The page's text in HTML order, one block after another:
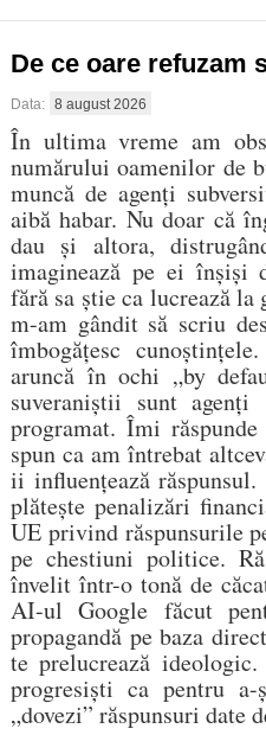
De ce oare
Data: 8 august 2026
În ultima vreme am
numărului oamenilor de
muncă de agenți
aibă habar. Nu doar că
dau și altora,
imaginează pe ei înșiși
fără sa știe ca lucrează
m-am gândit să scriu
îmbogățesc
aruncă în ochi „by
suveraniștii sunt
programat. Îmi
spun ca am întrebat
ii influențează
plătește penalizări
UE privind răspunsurile
pe chestiuni politice.
învelit într-o tonă de
AI-ul Google făcut
propagandă pe baza
te prelucrează
progresiști ca pentru
„dovezi” răspunsuri date